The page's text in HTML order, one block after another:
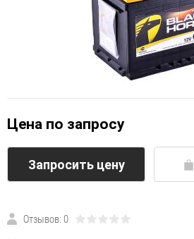
Цена по запросу
Запросить цену
Отзывов: 0